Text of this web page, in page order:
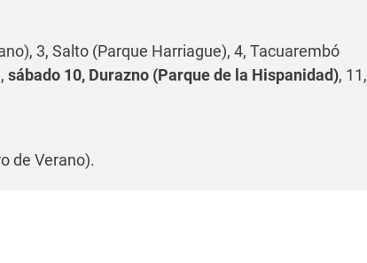
3, Salto (Parque Harriague), 4, Tacuarembó
sábado 10, Durazno (Parque de la Hispanidad), 11,
de Verano).